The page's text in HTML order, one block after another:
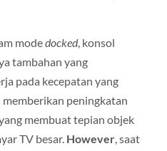
modedocked, konsol
tambahan yang
pada kecepatan yang
memberikan peningkatan
membuat tepian objek
TV besar. However, saat